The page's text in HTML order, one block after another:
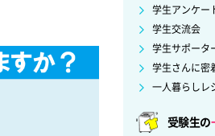
学生アンケー
学生交流会
学生サポータ
学生さんに密
一人暮らしレ
受験生の